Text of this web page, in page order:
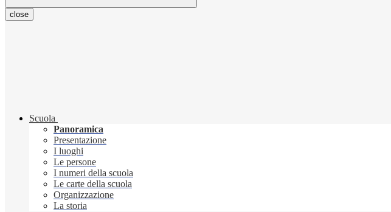
close
Scuola
Panoramica
Presentazione
I luoghi
Le persone
I numeri della scuola
Le carte della scuola
Organizzazione
La storia